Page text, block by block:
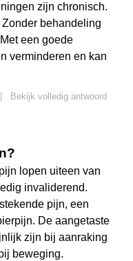
zijn chronisch.
behandeling
een goede
verminderen en kan
Bekijk volledig antwoord
lopen uiteen van
invaliderend.
pijn, een
De aangetaste
zijn bij aanraking
beweging.